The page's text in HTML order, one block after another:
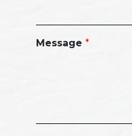
Message *